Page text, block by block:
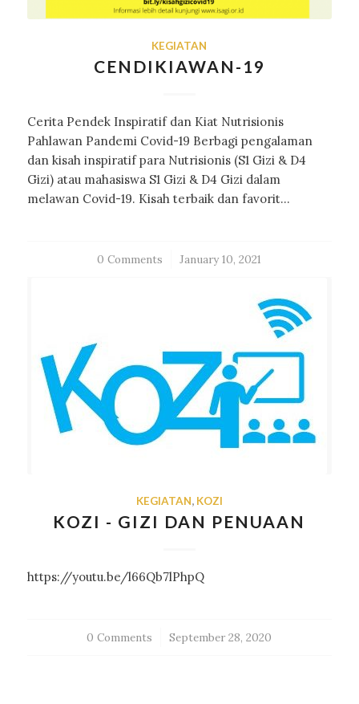
KEGIATAN
CENDIKIAWAN-19
Cerita Pendek Inspiratif dan Kiat Nutrisionis
Pahlawan Pandemi Covid-19 Berbagi pengalaman
dan kisah inspiratif para Nutrisionis (S1 Gizi & D4
Gizi) atau mahasiswa S1 Gizi & D4 Gizi dalam
melawan Covid-19. Kisah terbaik dan favorit…
0 Comments
/ January 10, 2021
KEGIATAN, KOZI
KOZI - GIZI DAN PENUAAN
https://youtu.be/l66Qb7lPhpQ
0 Comments
/ September 28, 2020